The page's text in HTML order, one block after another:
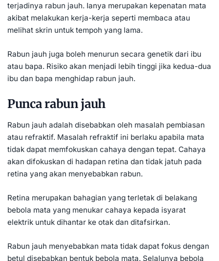
terjadinya rabun jauh. Ianya merupakan kepenatan mata
akibat melakukan kerja-kerja seperti membaca atau
melihat skrin untuk tempoh yang lama.
Rabun jauh juga boleh menurun secara genetik dari ibu
atau bapa. Risiko akan menjadi lebih tinggi jika kedua-dua
ibu dan bapa menghidap rabun jauh.
Punca rabun jauh
Rabun jauh adalah disebabkan oleh masalah pembiasan
atau refraktif. Masalah refraktif ini berlaku apabila mata
tidak dapat memfokuskan cahaya dengan tepat. Cahaya
akan difokuskan di hadapan retina dan tidak jatuh pada
retina yang akan menyebabkan rabun.
Retina merupakan bahagian yang terletak di belakang
bebola mata yang menukar cahaya kepada isyarat
elektrik untuk dihantar ke otak dan ditafsirkan.
Rabun jauh menyebabkan mata tidak dapat fokus dengan
betul disebabkan bentuk bebola mata. Selalunya bebola